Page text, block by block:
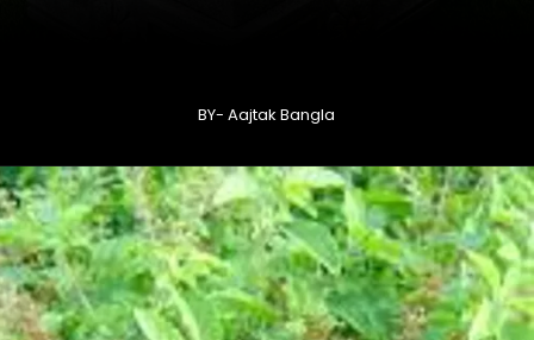
BY- Aajtak Bangla